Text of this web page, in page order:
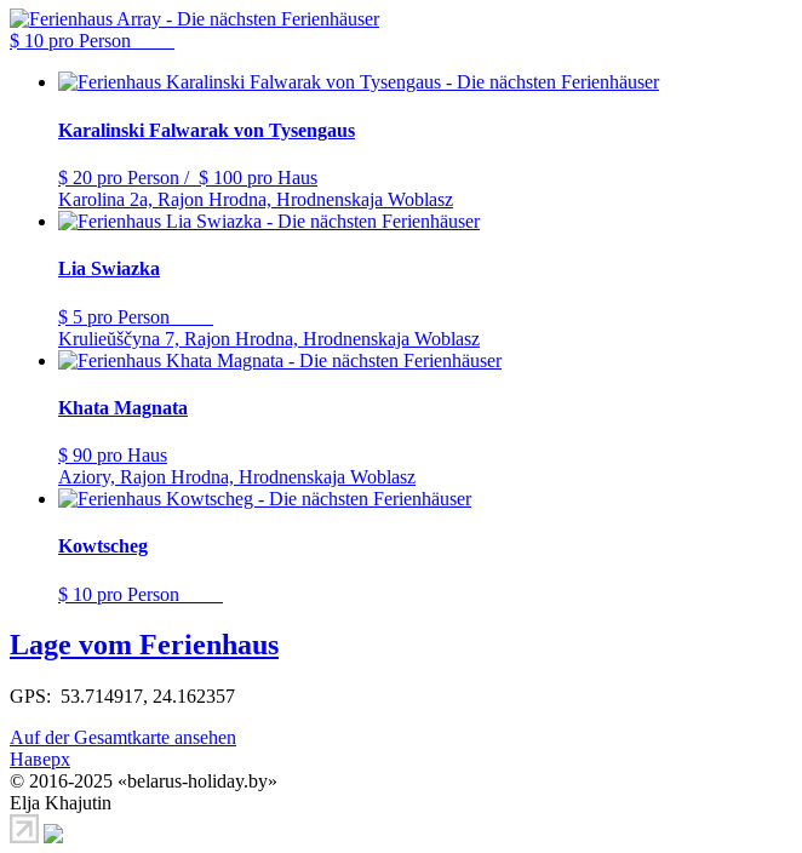
$ 10 pro Person
Karalinski Falwarak von Tysengaus
$ 20 pro Person / $ 100 pro Haus
Karolina 2a, Rajon Hrodna, Hrodnenskaja Woblasz
Lia Swiazka
$ 5 pro Person
Krulieŭščyna 7, Rajon Hrodna, Hrodnenskaja Woblasz
Khata Magnata
$ 90 pro Haus
Aziory, Rajon Hrodna, Hrodnenskaja Woblasz
Kowtscheg
$ 10 pro Person
Lage vom Ferienhaus
GPS: 53.714917, 24.162357
Auf der Gesamtkarte ansehen
Наверх
© 2016-2025 «belarus-holiday.by»
Elja Khajutin